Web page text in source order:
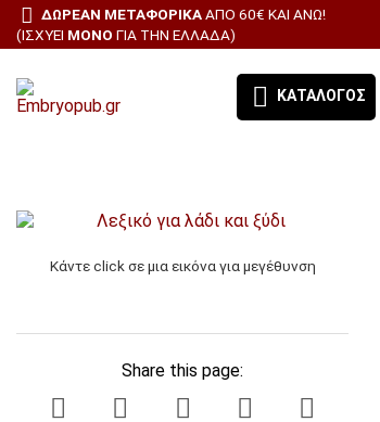
ΔΩΡΕΑΝ ΜΕΤΑΦΟΡΙΚΑΑΠΌ 60€ ΚΑΙ ΆΝΩ!
(ΙΣΧΎΕΙ ΜΌΝΟ ΓΙΑ ΤΗΝ ΕΛΛΆΔΑ)
ΚΑΤΆΛΟΓΟΣ
Κάντε click σε μια εικόνα για μεγέθυνση
Share this page: